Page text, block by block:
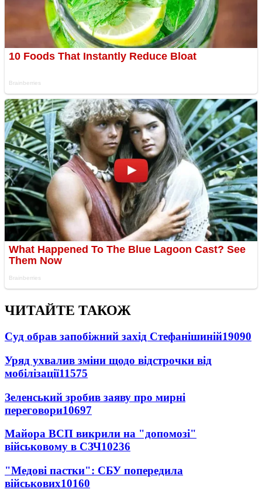
ЧИТАЙТЕ ТАКОЖ
Суд обрав запобіжний захід Стефанішиній19090
Уряд ухвалив зміни щодо відстрочки від
мобілізації11575
Зеленський зробив заяву про мирні
переговори10697
Майора ВСП викрили на "допомозі"
військовому в СЗЧ10236
"Медові пастки": СБУ попередила
військових10160